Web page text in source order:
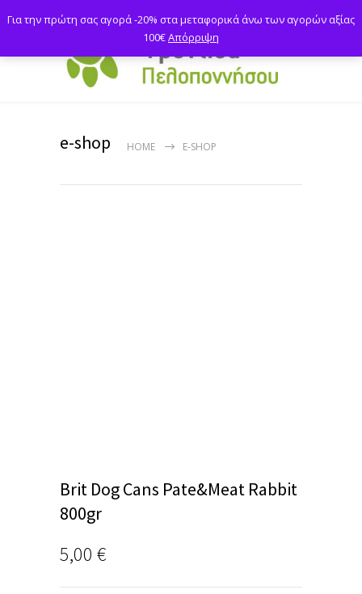
e-shop HOME E-SHOP
Brit Dog Cans Pate&Meat Rabbit
800gr
5,00 €
Για την πρώτη σας αγορά -20% στα μεταφορικά άνω των αγορών αξίας
100€Απόρριψη